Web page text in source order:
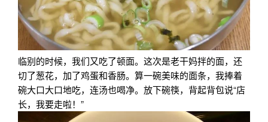
临别的时候，我们又吃了顿面。这次是老干妈拌的面，还
切了葱花，加了鸡蛋和香肠。算一碗美味的面条，我捧着
碗大口大口地吃，连汤也喝净。放下碗筷，背起背包说“店
长，我要走啦！”